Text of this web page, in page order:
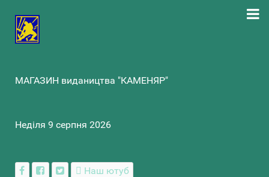
МАГАЗИН видаництва "КАМЕНЯР"
Неділя 9 серпня 2026
Наш ютуб